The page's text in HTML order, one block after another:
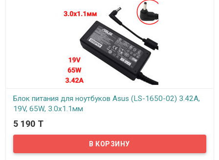
Блок питания для ноутбуков Asus (LS-1650-02) 3.42A,
19V, 65W, 3.0x1.1мм
В наличии
Надёжный сетевой блок питания на 220 вольт для вашего
ноутбука Asus. Блок питания рассчитан на напряжение: 19В и
силу тока 3.42А
5 190 T